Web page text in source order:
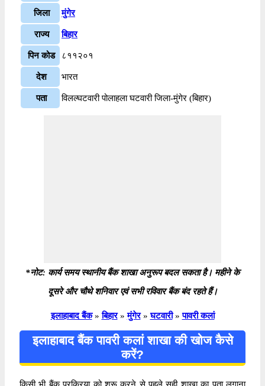
जिला मुंगेर
राज्य बिहार
पिन कोड ८११२०१
देश भारत
पता विलल्घटवारी पोलाहला घटवारी जिला-मुंगेर (बिहार)
*नोट: कार्य समय स्थानीय बैंक शाखा अनुरूप बदल सकता है। महीने के
दूसरे और चौथे शनिवार एवं सभी रविवार बैंक बंद रहते हैं।
इलाहाबाद बैंक » बिहार » मुंगेर » घटवारी » पावरी कलां
इलाहाबाद बैंक पावरी कलां शाखा की खोज कैसे
करें?
किसी भी बैंक प्रक्रिया को शुरू करने से पहले सही शाखा का पता लगाना